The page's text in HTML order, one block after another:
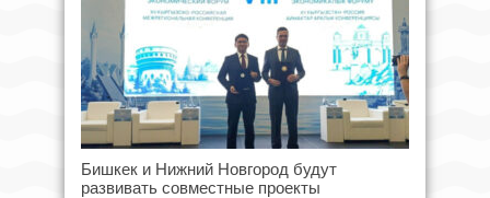
Бишкек и Нижний Новгород будут
развивать совместные проекты